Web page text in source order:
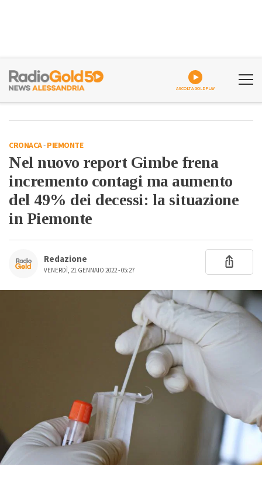
ASCOLTA GOLDPLAY
CRONACA-PIEMONTE
Nel nuovo report Gimbe frena
incremento contagi ma aumento
del 49% dei decessi: la situazione
in Piemonte
Redazione
VENERDÌ, 21 GENNAIO 2022 - 05:27